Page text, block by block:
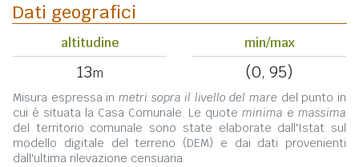
Dati geografici
altitudine
13m
min/max
(0, 95)
Misura espressa in metri sopra il livello del mare del punto in
cui è situata la Casa Comunale. Le quote minima e massima
del territorio comunale sono state elaborate dall'Istat sul
modello digitale del terreno (DEM) e dai dati provenienti
dall'ultima rilevazione censuaria.